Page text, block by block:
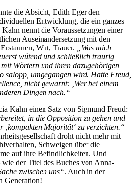
die Absicht, Edith Eger den
Entwicklung, die ein ganzes
nennt die Voraussetzungen einer
Auseinandersetzung mit den
Wut, Trauer.
„Was mich
wütend und schließlich traurig
Wörtern und ihren dazugehörigen
salopp, umgegangen wird. Hatte Freud,
nicht gewarnt: ‚Wer bei einem
Dingen nach.“
Kahn einen Satz von Sigmund Freud:
in die Opposition zu gehen und
‚kompakten Majorität‘ zu verzichten.“
droht nicht mehr mit
Schweigen über die
auf ihre Befindlichkeiten. Und
wie der Titel des Buches von Anna-
zwischen uns“. Auch in der
Generation!